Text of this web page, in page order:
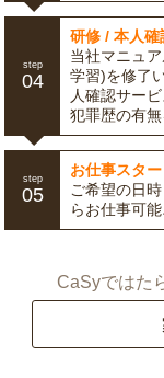
step
04
研修 / 本人確
当社マニュ
学習)を修了
人確認サー
犯罪歴の有
step
05
お仕事スター
ご希望の日
らお仕事可能
CaSyではた